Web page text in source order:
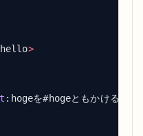
>
:hogeを#hogeともかける